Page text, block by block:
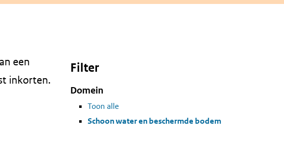
een
inkorten.
Filter
Domein
Toon alle
Schoon water en beschermde bodem